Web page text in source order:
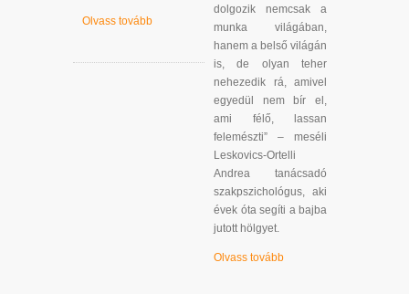
Olvass tovább
dolgozik nemcsak a
munka világában,
hanem a belső világán
is, de olyan teher
nehezedik rá, amivel
egyedül nem bír el,
ami félő, lassan
felemészti” – meséli
Leskovics-Ortelli
Andrea tanácsadó
szakpszichológus, aki
évek óta segíti a bajba
jutott hölgyet.
Olvass tovább